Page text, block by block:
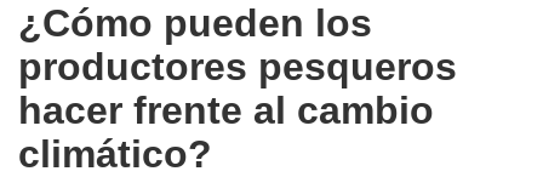
the
following
languages:
¿Cómo pueden los
productores pesqueros
hacer frente al cambio
climático?